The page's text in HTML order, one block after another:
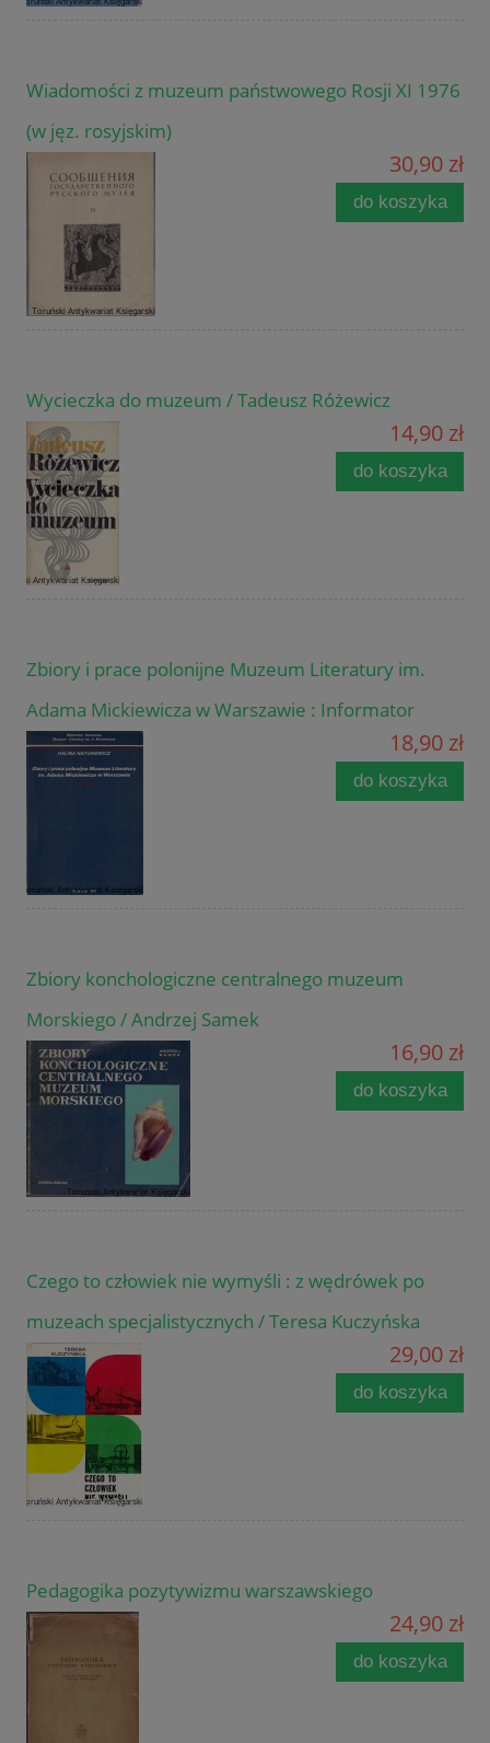
Wiadomości z muzeum państwowego Rosji XI 1976
(w jęz. rosyjskim)
30,90 zł
do koszyka
Wycieczka do muzeum / Tadeusz Różewicz
14,90 zł
do koszyka
Zbiory i prace polonijne Muzeum Literatury im.
Adama Mickiewicza w Warszawie : Informator
18,90 zł
do koszyka
Zbiory konchologiczne centralnego muzeum
Morskiego / Andrzej Samek
16,90 zł
do koszyka
Czego to człowiek nie wymyśli : z wędrówek po
muzeach specjalistycznych / Teresa Kuczyńska
29,00 zł
do koszyka
Pedagogika pozytywizmu warszawskiego
24,90 zł
do koszyka